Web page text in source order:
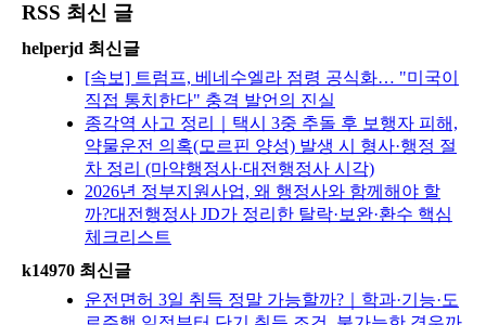
RSS 최신 글
helperjd 최신글
[속보] 트럼프, 베네수엘라 점령 공식화… "미국이
직접 통치한다" 충격 발언의 진실
종각역 사고 정리｜택시 3중 추돌 후 보행자 피해,
약물운전 의혹(모르핀 양성) 발생 시 형사·행정 절
차 정리 (마약행정사·대전행정사 시각)
2026년 정부지원사업, 왜 행정사와 함께해야 할
까?대전행정사 JD가 정리한 탈락·보완·환수 핵심
체크리스트
k14970 최신글
운전면허 3일 취득 정말 가능할까?｜학과·기능·도